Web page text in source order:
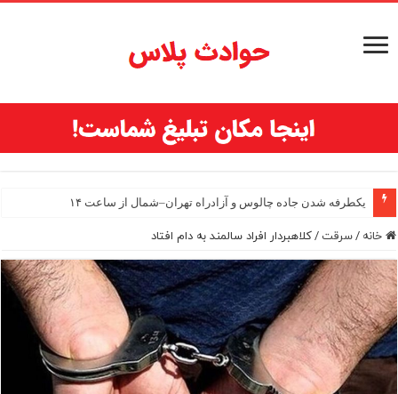
یکطرفه شدن جاده چالوس و آزادراه تهران–شمال از ساعت ۱۴
خانه/سرقت/کلاهبردار افراد سالمند به دام افتاد